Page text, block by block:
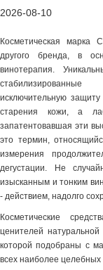
2026-08-10
Косметическая марка
другого бренда, в
винотерапия.
исключительную
старения кожи, а
запатентовавшая эти
это термин,
измерения
дегустации. Не
изысканным и тонким
- действием, надолго
Косметические
ценителей натуральной
которой подобраны с
всех наиболее целебных